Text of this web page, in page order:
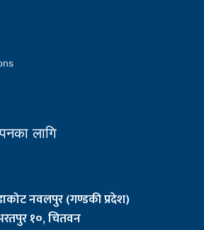
लागि
नवलपुर (गण्डकी प्रदेश)
१०, चितवन